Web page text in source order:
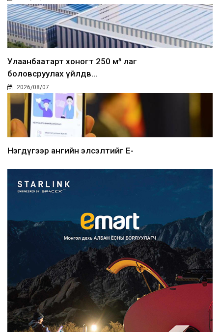
Улаанбаатарт хоногт 250 м³ лаг
боловсруулах үйлдв...
2026/08/07
Нэгдүгээр ангийн элсэлтийг E-
Францад иргэд рүү зөвшөөрөлгүй
сурталчилгааны дууд...
2026/08/07
Нийтийн тээврийн Ч:19А чиглэлийн